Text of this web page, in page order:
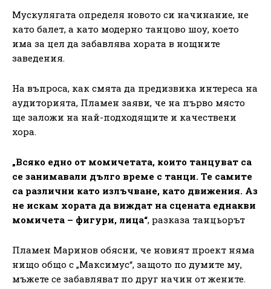
Мускулягата определя новото си начинание, не
като балет, а като модерно танцово шоу, което
има за цел да забавлява хората в нощните
заведения.
На въпроса, как смята да предизвика интереса на
аудиторията, Пламен заяви, че на първо място
ще заложи на най-подходящите и качествени
хора.
„Всяко едно от момичетата, които танцуват са
се занимавали дълго време с танци. Те самите
са различни като излъчване, като движения. Аз
не искам хората да виждат на сцената еднакви
момичета – фигури, лица“, разказа танцьорът
Пламен Маринов обясни, че новият проект няма
нищо общо с „Максимус“, защото по думите му,
мъжете се забавляват по друг начин от жените.